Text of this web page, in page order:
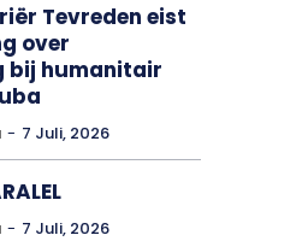
Tevreden eist
over
bij humanitair
- 7 Juli, 2026
- 7 Juli, 2026